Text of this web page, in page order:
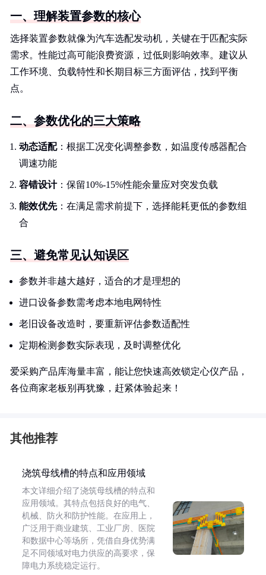
一、理解装置参数的核心
选择装置参数就像为汽车选配发动机，关键在于匹配实际
需求。性能过高可能浪费资源，过低则影响效率。建议从
工作环境、负载特性和长期目标三方面评估，找到平衡
点。
二、参数优化的三大策略
动态适配：根据工况变化调整参数，如温度传感器配合
调速功能
容错设计：保留10%-15%性能余量应对突发负载
能效优先：在满足需求前提下，选择能耗更低的参数组
合
三、避免常见认知误区
参数并非越大越好，适合的才是理想的
进口设备参数需考虑本地电网特性
老旧设备改造时，要重新评估参数适配性
定期检测参数实际表现，及时调整优化
爱采购产品库海量丰富，能让您快速高效锁定心仪产品，
各位商家老板别再犹豫，赶紧体验起来！
其他推荐
浇筑母线槽的特点和应用领域
本文详细介绍了浇筑母线槽的特点和
应用领域。其特点包括良好的电气、
机械、防火和防护性能。在应用上，
广泛用于商业建筑、工业厂房、医院
和数据中心等场所，凭借自身优势满
足不同领域对电力供应的高要求，保
障电力系统稳定运行。